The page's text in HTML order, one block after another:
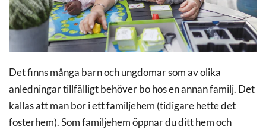
Det finns många barn och ungdomar som av olika
anledningar tillfälligt behöver bo hos en annan familj. Det
kallas att man bor i ett familjehem (tidigare hette det
fosterhem). Som familjehem öppnar du ditt hem och